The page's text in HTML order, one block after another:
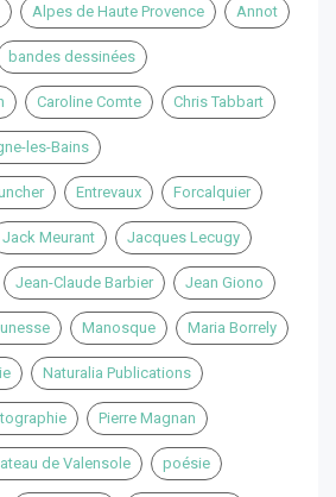
Alpes de Haute Provence Annot
bandes dessinées
Caroline Comte Chris Tabbart
les-Bains
Entrevaux Forcalquier
Jack Meurant Jacques Lecugy
Jean-Claude Barbier Jean Giono
Manosque Maria Borrely
Naturalia Publications
Pierre Magnan
de Valensole poésie